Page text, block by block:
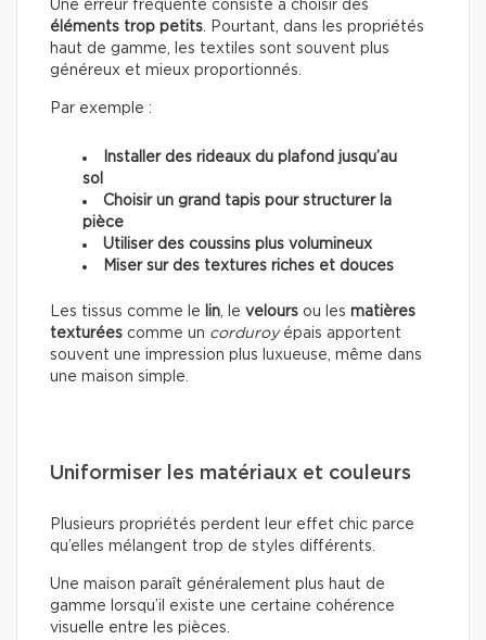
Une erreur fréquente consiste à choisir des
éléments trop petits. Pourtant, dans les propriétés
haut de gamme, les textiles sont souvent plus
généreux et mieux proportionnés.
Par exemple :
Installer des rideaux du plafond jusqu’au
sol
Choisir un grand tapis pour structurer la
pièce
Utiliser des coussins plus volumineux
Miser sur des textures riches et douces
Les tissus comme le lin, le velours ou les matières
texturées comme un corduroyépais apportent
souvent une impression plus luxueuse, même dans
une maison simple.
Uniformiser les matériaux et couleurs
Plusieurs propriétés perdent leur effet chic parce
qu’elles mélangent trop de styles différents.
Une maison paraît généralement plus haut de
gamme lorsqu’il existe une certaine cohérence
visuelle entre les pièces.